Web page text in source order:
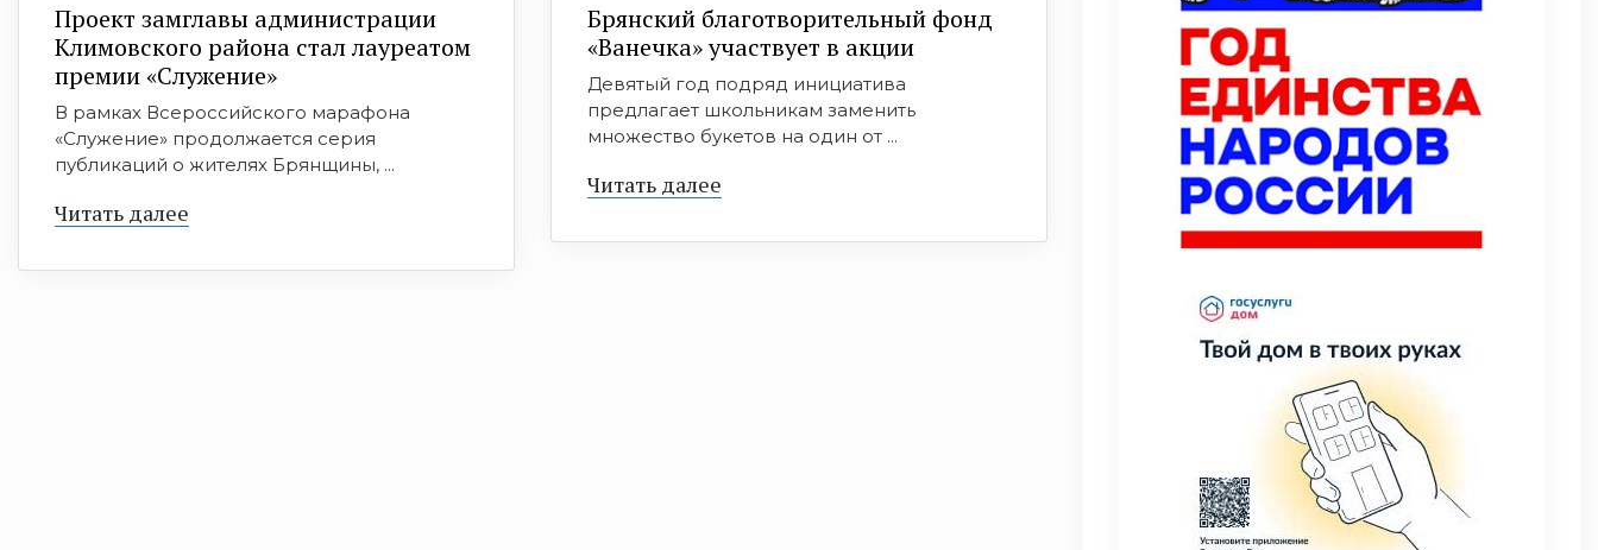
Проект замглавы администрации
Климовского района стал лауреатом
премии «Служение»
В рамках Всероссийского марафона
«Служение» продолжается серия
публикаций о жителях Брянщины, ...
Читать далее
Брянский благотворительный фонд
«Ванечка» участвует в акции
Девятый год подряд инициатива
предлагает школьникам заменить
множество букетов на один от ...
Читать далее